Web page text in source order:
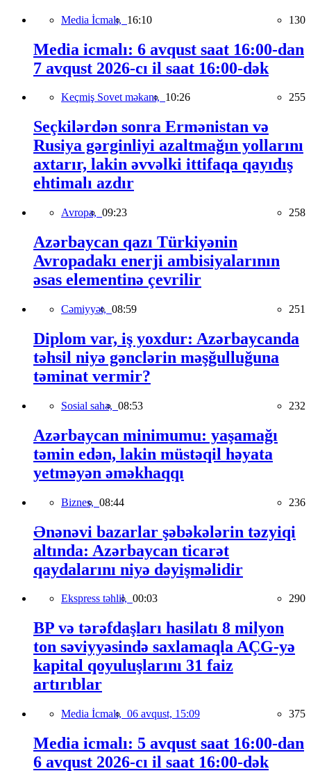
Media İcmalı, 16:10 130
Media icmalı: 6 avqust saat 16:00-dan
7 avqust 2026-cı il saat 16:00-dək
Keçmiş Sovet məkanı, 10:26 255
Seçkilərdən sonra Ermənistan və
Rusiya gərginliyi azaltmağın yollarını
axtarır, lakin əvvəlki ittifaqa qayıdış
ehtimalı azdır
Avropa, 09:23 258
Azərbaycan qazı Türkiyənin
Avropadakı enerji ambisiyalarının
əsas elementinə çevrilir
Cəmiyyət, 08:59 251
Diplom var, iş yoxdur: Azərbaycanda
təhsil niyə gənclərin məşğulluğuna
təminat vermir?
Sosial sahə, 08:53 232
Azərbaycan minimumu: yaşamağı
təmin edən, lakin müstəqil həyata
yetməyən əməkhaqqı
Biznes, 08:44 236
Ənənəvi bazarlar şəbəkələrin təzyiqi
altında: Azərbaycan ticarət
qaydalarını niyə dəyişməlidir
Ekspress təhlil, 00:03 290
BP və tərəfdaşları hasilatı 8 milyon
ton səviyyəsində saxlamaqla AÇG-yə
kapital qoyuluşlarını 31 faiz
artırıblar
Media İcmalı, 06 avqust, 15:09 375
Media icmalı: 5 avqust saat 16:00-dan
6 avqust 2026-cı il saat 16:00-dək